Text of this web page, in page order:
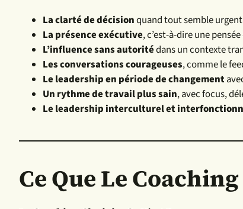
La clarté de décisionquand tout semble urgent
La présence exécutive, c’est-à-dire une
L’influence sans autoritédans un contexte
Les conversations courageuses, comme le
Le leadership en période de changement
Un rythme de travail plus sain, avec focus,
Le leadership interculturel et
Ce Que Le